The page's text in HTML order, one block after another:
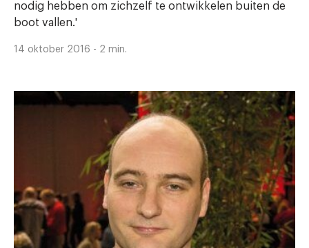
nodig hebben om zichzelf te ontwikkelen buiten de
boot vallen.'
14 oktober 2016 - 2 min.